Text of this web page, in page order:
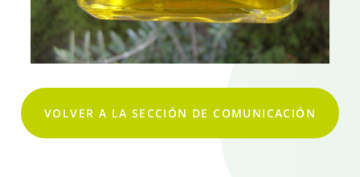
VOLVER A LA SECCIÓN DE COMUNICACIÓN